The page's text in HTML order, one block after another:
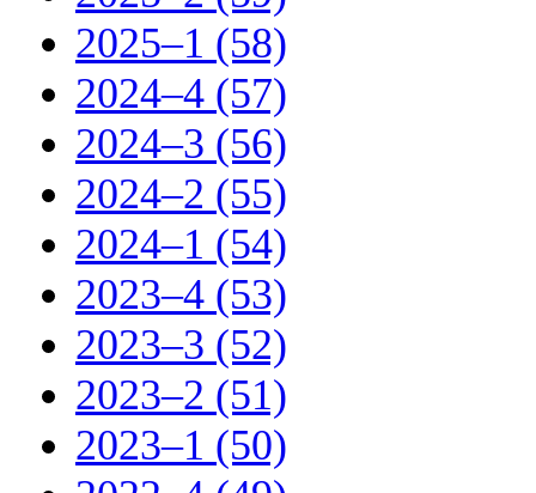
2025–1 (58)
2024–4 (57)
2024–3 (56)
2024–2 (55)
2024–1 (54)
2023–4 (53)
2023–3 (52)
2023–2 (51)
2023–1 (50)